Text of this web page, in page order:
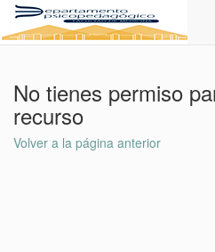
No tienes permiso
recurso
Volver a la página anterior